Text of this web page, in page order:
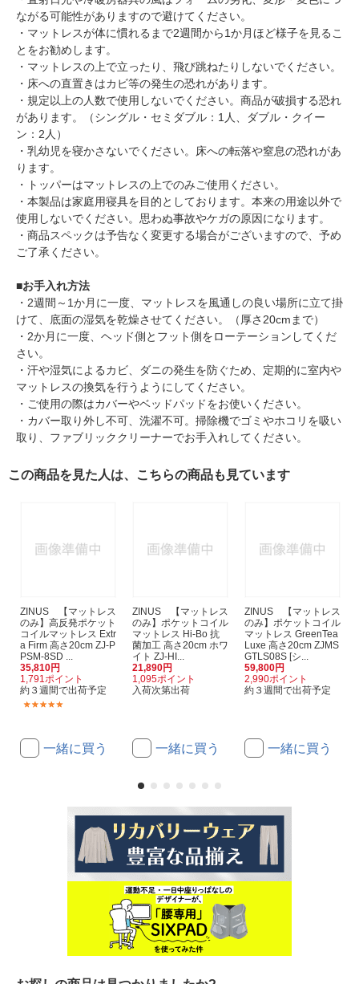
ながる可能性がありますので避けてください。
・マットレスが体に慣れるまで2週間から1か月ほど様子を見るこ
とをお勧めします。
・マットレスの上で立ったり、飛び跳ねたりしないでください。
・床への直置きはカビ等の発生の恐れがあります。
・規定以上の人数で使用しないでください。商品が破損する恐れ
があります。（シングル・セミダブル：1人、ダブル・クイー
ン：2人）
・乳幼児を寝かさないでください。床への転落や窒息の恐れがあ
ります。
・トッパーはマットレスの上でのみご使用ください。
・本製品は家庭用寝具を目的としております。本来の用途以外で
使用しないでください。思わぬ事故やケガの原因になります。
・商品スペックは予告なく変更する場合がございますので、予め
ご了承ください。
■お手入れ方法
・2週間～1か月に一度、マットレスを風通しの良い場所に立て掛
けて、底面の湿気を乾燥させてください。（厚さ20cmまで）
・2か月に一度、ヘッド側とフット側をローテーションしてくだ
さい。
・汗や湿気によるカビ、ダニの発生を防ぐため、定期的に室内や
マットレスの換気を行うようにしてください。
・ご使用の際はカバーやベッドパッドをお使いください。
・カバー取り外し不可、洗濯不可。掃除機でゴミやホコリを吸い
取り、ファブリッククリーナーでお手入れしてください。
この商品を見た人は、こちらの商品も見ています
ZINUS 【マットレス
のみ】高反発ポケット
コイルマットレス Extr
a Firm 高さ20cm ZJ-P
PSM-8SD ...
35,810円
1,791ポイント
約３週間で出荷予定
一緒に買う
ZINUS 【マットレス
のみ】ポケットコイル
マットレス Hi-Bo 抗
菌加工 高さ20cm ホワ
イト ZJ-HI...
21,890円
1,095ポイント
入荷次第出荷
一緒に買う
ZINUS 【マットレス
のみ】ポケットコイル
マットレス GreenTea
Luxe 高さ20cm ZJMS
GTLS08S [シ...
59,800円
2,990ポイント
約３週間で出荷予定
一緒に買う